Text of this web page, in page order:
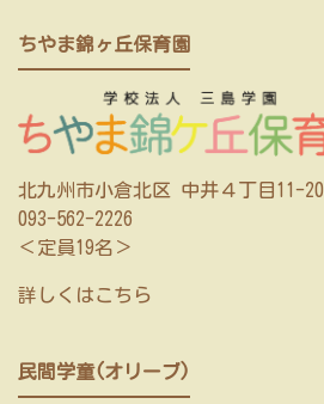
ちやま錦ヶ丘保育園
北九州市小倉北区 中井４丁目11-20
093-562-2226
＜定員19名＞
詳しくはこちら
民間学童(オリーブ)